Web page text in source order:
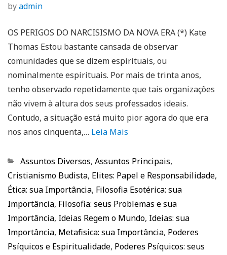
byadmin
OS PERIGOS DO NARCISISMO DA NOVA ERA (*) Kate
Thomas Estou bastante cansada de observar
comunidades que se dizem espirituais, ou
nominalmente espirituais. Por mais de trinta anos,
tenho observado repetidamente que tais organizações
não vivem à altura dos seus professados ideais.
Contudo, a situação está muito pior agora do que era
nos anos cinquenta,… Leia Mais
Categorias
Assuntos Diversos, Assuntos Principais,
Cristianismo Budista, Elites: Papel e Responsabilidade,
Ética: sua Importância, Filosofia Esotérica: sua
Importância, Filosofia: seus Problemas e sua
Importância, Ideias Regem o Mundo, Ideias: sua
Importância, Metafisica: sua Importância, Poderes
Psíquicos e Espiritualidade, Poderes Psíquicos: seus